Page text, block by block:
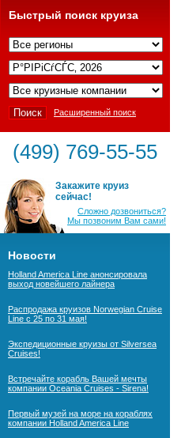
Интернешнл"
Быстрый поиск круиза
Расширенный поиск
(499) 769-55-55
Закажите круиз
сейчас!
Сложно дозвониться?
Мы позвоним Вам сами!
Новости
Holland America Line анонсировала
выход новейшего лайнера
Распродажа круизов Norwegian Cruise
Line с 25 по 31 мая!
Экспедиционные круизы от Silversea
Cruises!
Встречайте корабль Вашей мечты
компании Oceania Cruises - Sirena!
Первый музей на море на кораблях
компании Holland America Line